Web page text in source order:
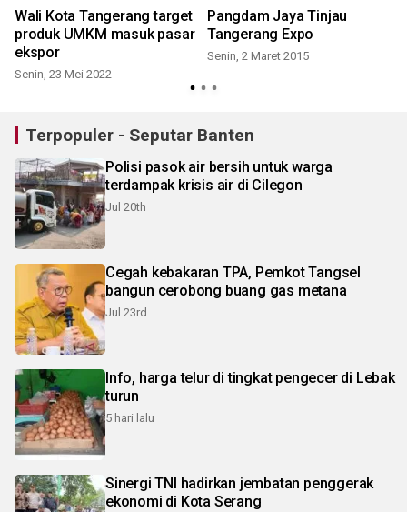
Wali Kota Tangerang target
produk UMKM masuk pasar
ekspor
Senin, 23 Mei 2022
Pangdam Jaya Tinjau
Tangerang Expo
Senin, 2 Maret 2015
Terpopuler - Seputar Banten
Polisi pasok air bersih untuk warga
terdampak krisis air di Cilegon
Jul 20th
Cegah kebakaran TPA, Pemkot Tangsel
bangun cerobong buang gas metana
Jul 23rd
Info, harga telur di tingkat pengecer di Lebak
turun
5 hari lalu
Sinergi TNI hadirkan jembatan penggerak
ekonomi di Kota Serang